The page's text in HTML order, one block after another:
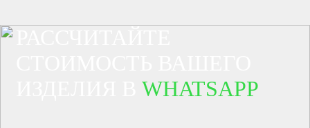
ИЗДЕЛИЯ ВWHATSAPP